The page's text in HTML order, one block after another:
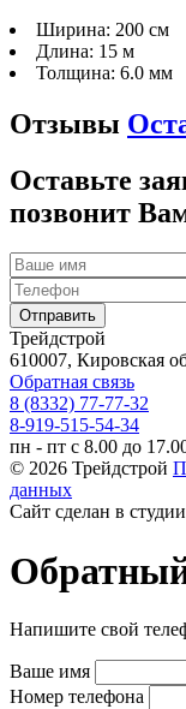
Ширина: 200 см
Длина: 15 м
Толщина: 6.0 мм
Отзывы
Оставьте
позвонит
Трейдстрой
610007, Кировская
Обратная связь
8 (8332) 77-77-32
8-919-515-54-34
пн - пт с 8.00 до
© 2026 Трейдстрой
данных
Сайт сделан в студии
Напишите свой
Ваше имя
Номер телефона